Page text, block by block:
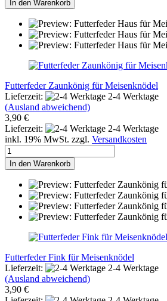
In den Warenkorb
Futterfeder Zaunkönig für Meisenknödel
Lieferzeit:
2-4 Werktage
(Ausland abweichend)
3,90 €
Lieferzeit:
2-4 Werktage
inkl. 19% MwSt. zzgl. Versandkosten
In den Warenkorb
Futterfeder Fink für Meisenknödel
Lieferzeit:
2-4 Werktage
(Ausland abweichend)
3,90 €